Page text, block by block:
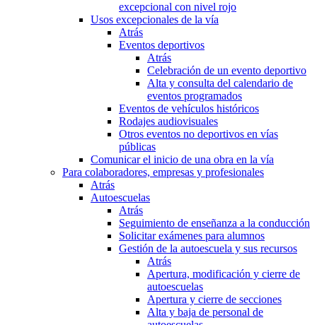
excepcional con nivel rojo
Usos excepcionales de la vía
Atrás
Eventos deportivos
Atrás
Celebración de un evento deportivo
Alta y consulta del calendario de
eventos programados
Eventos de vehículos históricos
Rodajes audiovisuales
Otros eventos no deportivos en vías
públicas
Comunicar el inicio de una obra en la vía
Para colaboradores, empresas y profesionales
Atrás
Autoescuelas
Atrás
Seguimiento de enseñanza a la conducción
Solicitar exámenes para alumnos
Gestión de la autoescuela y sus recursos
Atrás
Apertura, modificación y cierre de
autoescuelas
Apertura y cierre de secciones
Alta y baja de personal de